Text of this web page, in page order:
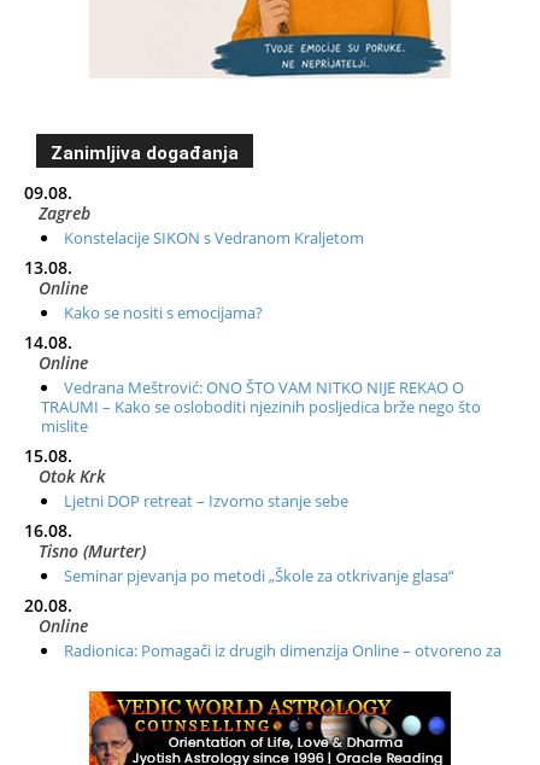
Zanimljiva događanja
09.08.
Zagreb
Konstelacije SIKON s Vedranom Kraljetom
13.08.
Online
Kako se nositi s emocijama?
14.08.
Online
Vedrana Meštrović: ONO ŠTO VAM NITKO NIJE REKAO O
TRAUMI – Kako se osloboditi njezinih posljedica brže nego što
mislite
15.08.
Otok Krk
Ljetni DOP retreat – Izvorno stanje sebe
16.08.
Tisno (Murter)
Seminar pjevanja po metodi „Škole za otkrivanje glasa“
20.08.
Online
Radionica: Pomagači iz drugih dimenzija Online – otvoreno za
Zagreb+Online
Osnovni ThetaHealing® tečaj, Zagreb i Online